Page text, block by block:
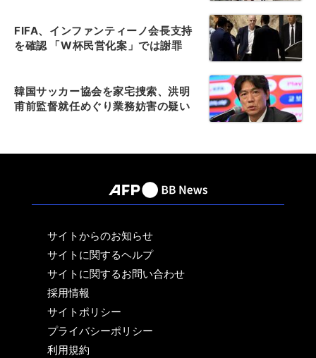
FIFA、インファンティーノ会長支持
を確認 「W杯民営化案」では謝罪
韓国サッカー協会を家宅捜索、洪明
甫前監督就任めぐり業務妨害の疑い
サイトからのお知らせ
サイトに関するヘルプ
サイトに関するお問い合わせ
採用情報
サイトポリシー
プライバシーポリシー
利用規約